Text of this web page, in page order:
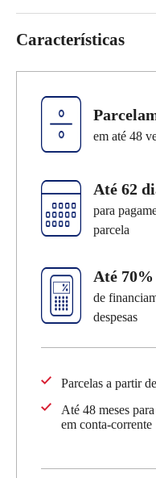
Cartões
Características
em até 48
Até 62
para
parcela
Até 70%
de
despesas
Parcelas a partir
Até 48 meses
em conta-corrente